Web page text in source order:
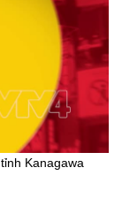
Kanagawa